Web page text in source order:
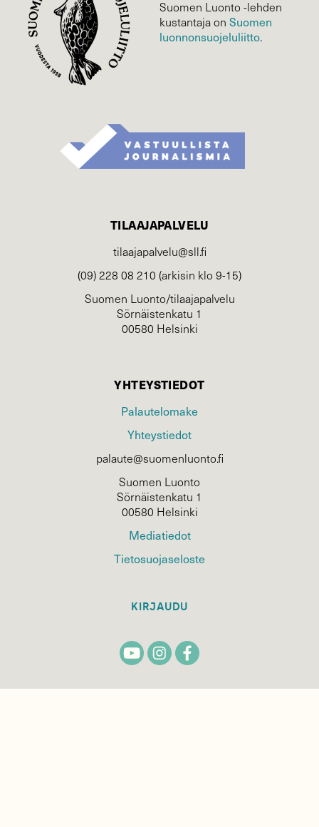
Suomen Luonto -lehden
kustantaja on Suomen
luonnonsuojelu­liitto.
TILAAJAPALVELU
tilaajapalvelu@sll.fi
(09) 228 08 210 (arkisin klo 9-15)
Suomen Luonto/tilaajapalvelu
Sörnäistenkatu 1
00580 Helsinki
YHTEYSTIEDOT
Palautelomake
Yhteystiedot
palaute@suomenluonto.fi
Suomen Luonto
Sörnäistenkatu 1
00580 Helsinki
Mediatiedot
Tietosuojaseloste
KIRJAUDU